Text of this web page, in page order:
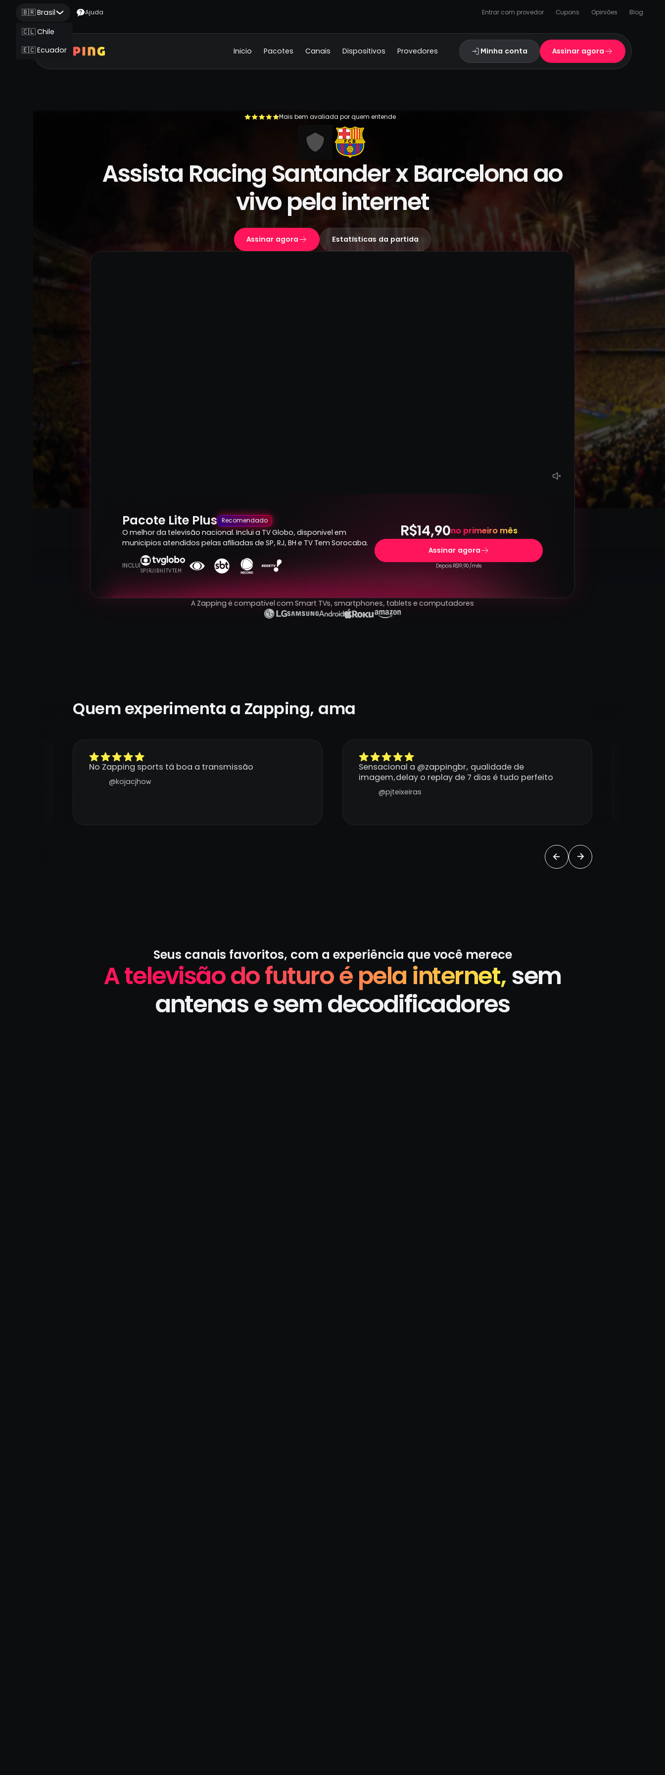
🇧🇷 Brasil
🇨🇱 Chile
🇪🇨 Ecuador
Ajuda Entrar com provedor Cupons Opiniões Blog
Início Pacotes Canais Dispositivos Provedores Minha conta Assinar agora
Mais bem avaliada por quem entende
+500.000 usuários já se livraram da TV a cabo
Assista Racing Santander x Barcelona ao
vivo pela internet
Assinar agora Estatísticas da partida
Pacote Lite Plus Recomendado
O melhor da televisão nacional. Inclui a TV Globo, disponível em
municípios atendidos pelas afiliadas de SP, RJ, BH e TV Tem Sorocaba.
INCLUÍ
SP | RJ | BH | TV TEM
R$14,90no primeiro mês
Assinar agora
Depois R$19,90 /mês
A Zapping é compatível com Smart TVs, smartphones, tablets e computadores
Quem experimenta a Zapping, ama
No Zapping sports tá boa a transmissão
@kojacjhow
Sensacional a @zappingbr, qualidade de
imagem,delay o replay de 7 dias é tudo perfeito
@pjteixeiras
Seus canais favoritos, com a experiência que você merece
A televisão do futuro é pela internet, sem
antenas e sem decodificadores